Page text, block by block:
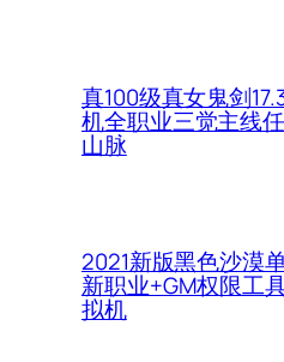
真100级真女鬼剑
机全职业三觉主线
山脉
2021新版黑色沙漠
新职业+GM权限工
拟机